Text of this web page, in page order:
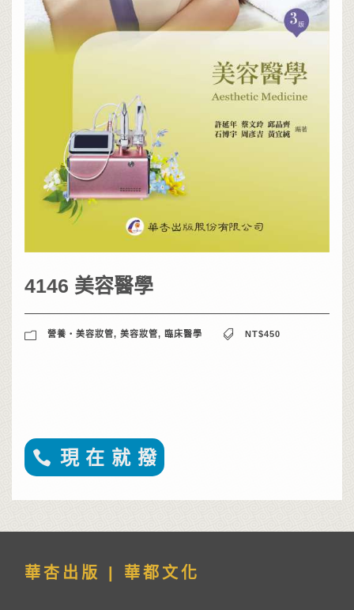
4146 美容醫學
營養‧美容妝管, 美容妝管, 臨床醫學 NT$450
現 在 就 撥
華杏出版 | 華都文化